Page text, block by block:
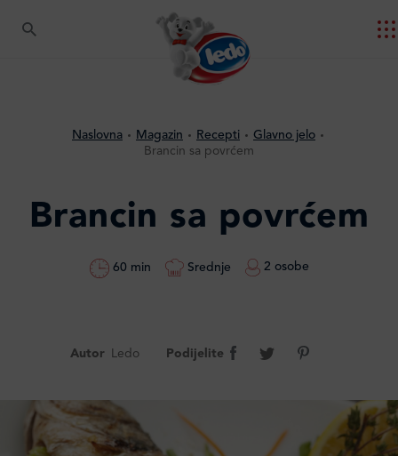
Naslovna Magazin Recepti
Glavno jelo
Brancin sa povrćem
Brancin sa povrćem
60 min Srednje 2 osobe
Autor Ledo Podijelite